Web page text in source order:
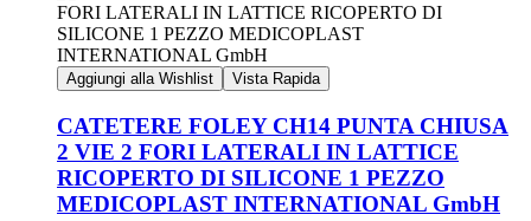
Aggiungi alla Wishlist Vista Rapida
CATETERE FOLEY CH14 PUNTA CHIUSA
2 VIE 2 FORI LATERALI IN LATTICE
RICOPERTO DI SILICONE 1 PEZZO
MEDICOPLAST INTERNATIONAL GmbH